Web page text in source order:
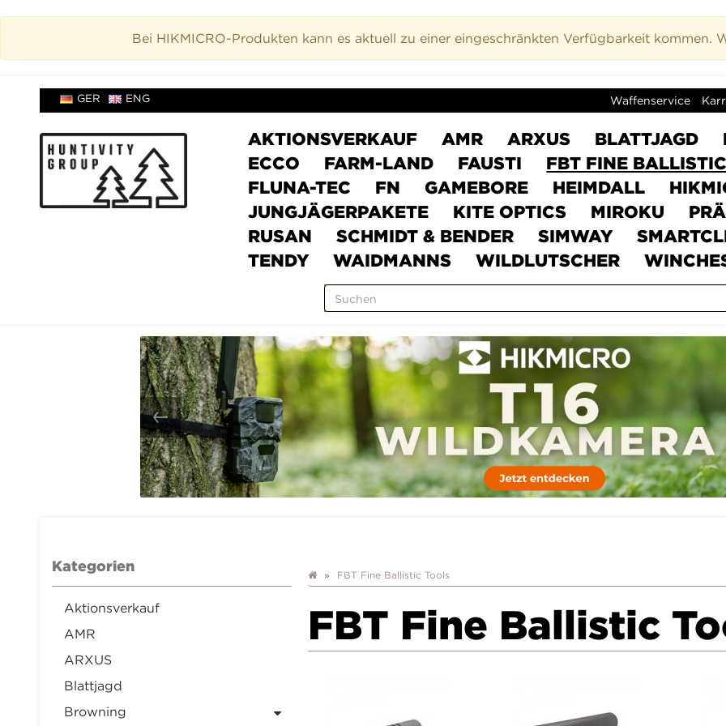
Bei HIKMICRO-Produkten kann es aktuell zu einer eingeschränkten Verfügbarkeit kommen.
GER ENG Waffenservice
AKTIONSVERKAUF AMR ARXUS BLATTJAGD
ECCO
FARM-LAND FAUSTI
FBT FINE
FLUNA-TEC
FN GAMEBORE HEIMDALL
JUNGJÄGERPAKETE
KITE OPTICS MIROKU
RUSAN
SCHMIDT & BENDER SIMWAY
TENDY
WAIDMANNS WILDLUTSCHER
FBT Fine Ballistic Tools
FBT Fine Ballistic
Kategorien
Aktionsverkauf
AMR
ARXUS
Blattjagd
Browning